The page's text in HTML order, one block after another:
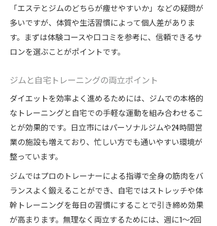
「エステとジムのどちらが痩せやすいか」などの疑問が
多いですが、体質や生活習慣によって個人差がありま
す。まずは体験コースや口コミを参考に、信頼できるサ
ロンを選ぶことがポイントです。
ジムと自宅トレーニングの両立ポイント
ダイエットを効率よく進めるためには、ジムでの本格的
なトレーニングと自宅での手軽な運動を組み合わせるこ
とが効果的です。日立市にはパーソナルジムや24時間営
業の施設も増えており、忙しい方でも通いやすい環境が
整っています。
ジムではプロのトレーナーによる指導で全身の筋肉をバ
ランスよく鍛えることができ、自宅ではストレッチや体
幹トレーニングを毎日の習慣にすることで引き締め効果
が高まります。無理なく両立するためには、週に1～2回